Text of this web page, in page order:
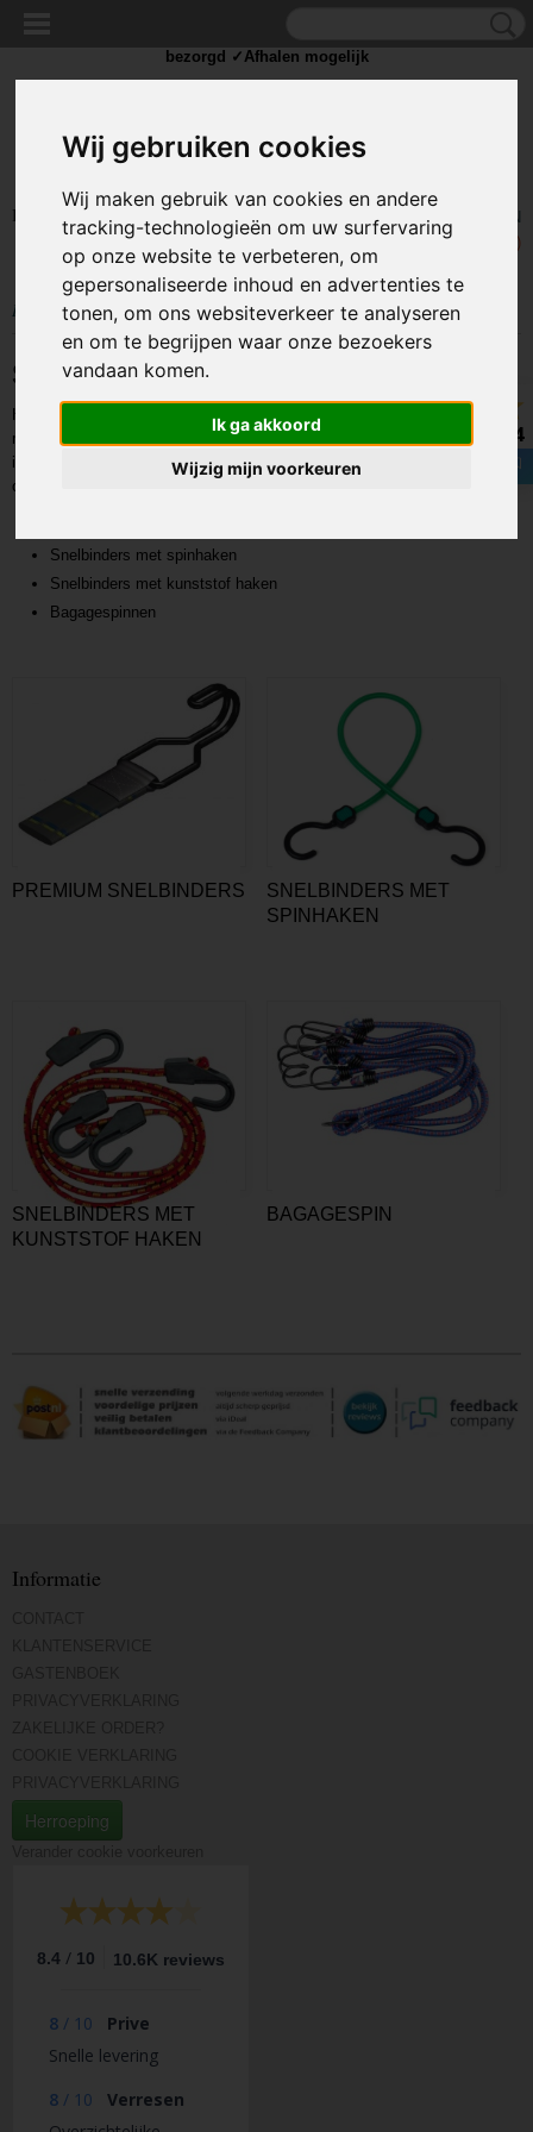
Wij gebruiken cookies
Wij maken gebruik van cookies en andere
tracking-technologieën om uw surfervaring
op onze website te verbeteren, om
gepersonaliseerde inhoud en advertenties te
tonen, om ons websiteverkeer te analyseren
en om te begrijpen waar onze bezoekers
vandaan komen.
Ik ga akkoord
Wijzig mijn voorkeuren
Inloggen Registreren
UW WINKELWAGEN
Geen producten
(0)
Home >TOUW & ELASTIEK>SNELBINDERS
Snelbinders
Hier vindt u allerlei soorten snelbinders en bagagespinnen. Deze komen
met name van pas bij het vastzetten van bagage op bijvoorbeeld de fiets,
in uw aanhangwagen of in uw vrachtwagen. De snelbinders worden
onderverdeeld in de volgende categorieën:
Snelbinders met spinhaken
Snelbinders met kunststof haken
Bagagespinnen
PREMIUM SNELBINDERS
SNELBINDERS MET
SPINHAKEN
SNELBINDERS MET
KUNSTSTOF HAKEN
BAGAGESPIN
bezorgd ✓Afhalen mogelijk
8.4
Informatie
Herroeping
8.4 / 10 10.6K reviews
8 / 10
Prive
Snelle levering
8 / 10
Verresen